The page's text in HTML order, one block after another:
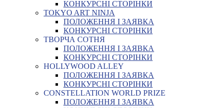
КОНКУРСНІ СТОРІНКИ
TOKYO ART NINJA
ПОЛОЖЕННЯ І ЗАЯВКА
КОНКУРСНІ СТОРІНКИ
ТВОРЧА СОТНЯ
ПОЛОЖЕННЯ І ЗАЯВКА
КОНКУРСНІ СТОРІНКИ
HOLLYWOOD ALLEY
ПОЛОЖЕННЯ І ЗАЯВКА
КОНКУРСНІ СТОРІНКИ
CONSTELLATION WORLD PRIZE
ПОЛОЖЕННЯ І ЗАЯВКА